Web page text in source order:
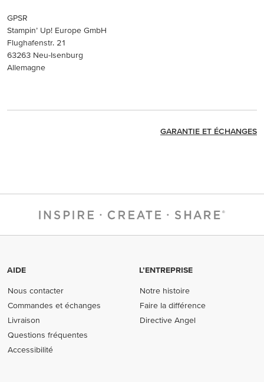
GPSR
Stampin’ Up! Europe GmbH
Flughafenstr. 21
63263 Neu-Isenburg
Allemagne
GARANTIE ET ÉCHANGES
AIDE
Nous contacter
Commandes et échanges
Livraison
Questions fréquentes
Accessibilité
L’ENTREPRISE
Notre histoire
Faire la différence
Directive Angel